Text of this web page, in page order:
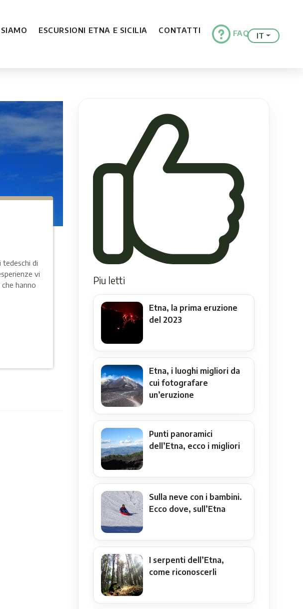
ESCURSIONI ETNA E SICILIA CONTATTI FAQ IT
tedeschi di
vi
hanno
Piu letti
Etna, la prima eruzione
del 2023
Etna, i luoghi migliori da
cui fotografare
un’eruzione
Punti panoramici
dell’Etna, ecco i migliori
Sulla neve con i bambini.
Ecco dove, sull’Etna
I serpenti dell’Etna,
come riconoscerli